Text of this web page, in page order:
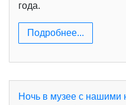
года.
Подробнее...
Ночь в музее с нашими